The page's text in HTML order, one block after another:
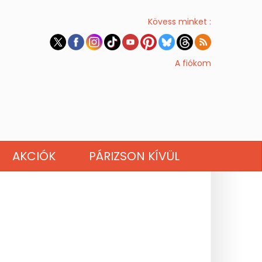
Kövess minket :
A fiókom
AKCIÓK PÁRIZSON KÍVÜL